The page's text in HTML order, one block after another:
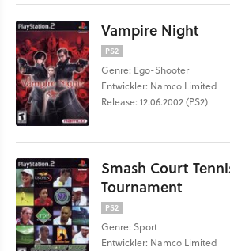
Vampire Night
PS2
Genre: Ego-Shooter
Entwickler: Namco Limited
Release: 12.06.2002 (PS2)
Smash Court
Tournament
PS2
Genre: Sport
Entwickler: Namco Limited